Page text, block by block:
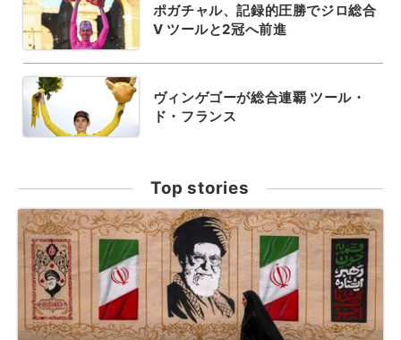
ポガチャル、記録的圧勝でジロ総合
V ツールと2冠へ前進
ヴィンゲゴーが総合連覇 ツール・
ド・フランス
Top stories